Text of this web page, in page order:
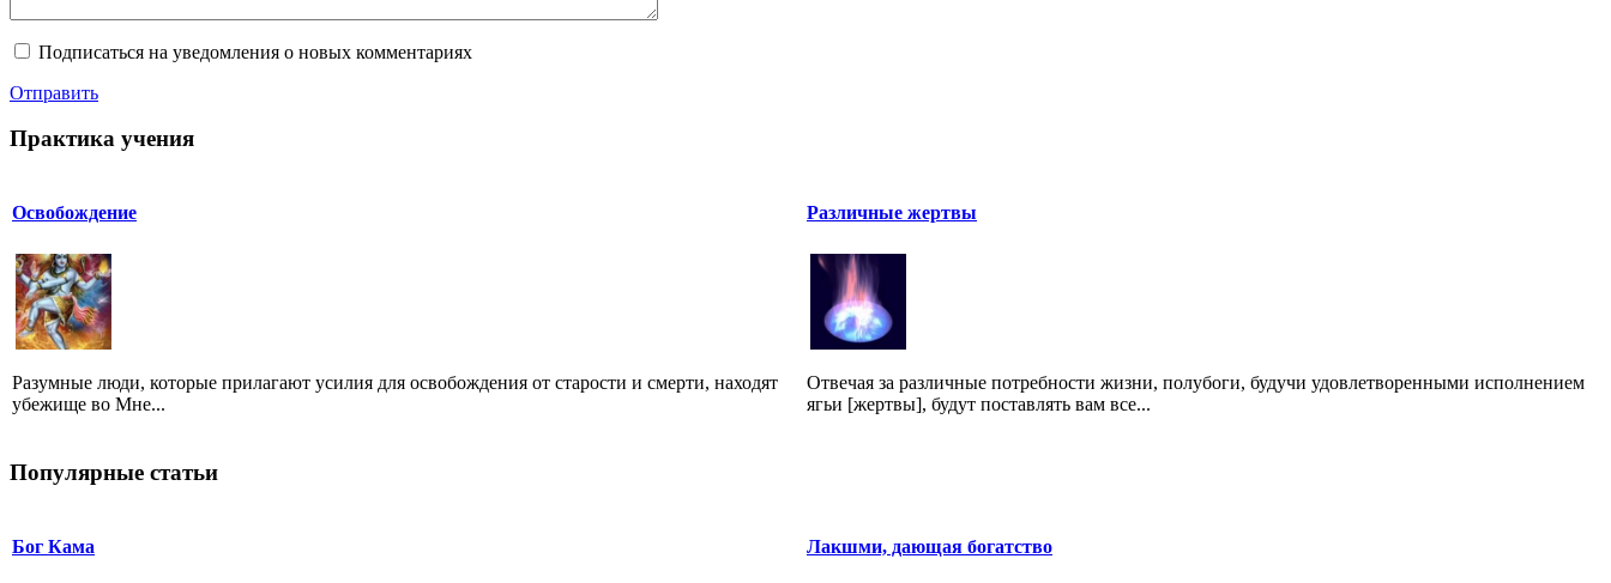
Подписаться на уведомления о новых комментариях
Отправить
Практика учения
Освобождение
Разумные люди, которые прилагают усилия для освобождения от старости и смерти, находят
убежище во Мне...
Различные жертвы
Отвечая за различные потребности жизни, полубоги, будучи удовлетворенными исполнением
ягьи [жертвы], будут поставлять вам все...
Популярные статьи
Бог Кама Лакшми, дающая богатство